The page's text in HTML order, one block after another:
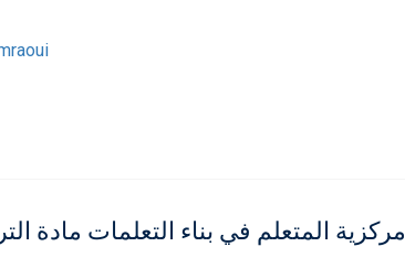
مركزية المتعلم في بناء التعلمات مادة